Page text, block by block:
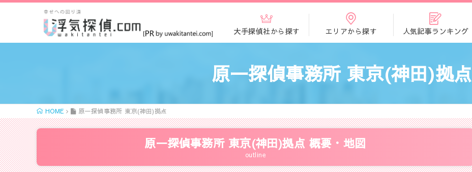
大手探偵社から探す エリアから探す 人気記事ランキング
原一探偵事務所 東京(神田)拠点
HOME 原一探偵事務所 東京(神田)拠点
原一探偵事務所 東京(神田)拠点 概要・地図
outline